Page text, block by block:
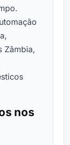
Zâmbia,
nos